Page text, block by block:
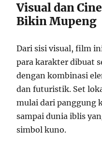
Visual dan
Bikin Mupeng
Dari sisi visual, film
para karakter dibuat
dengan kombinasi
dan futuristik. Set
mulai dari panggung
sampai dunia iblis
simbol kuno.